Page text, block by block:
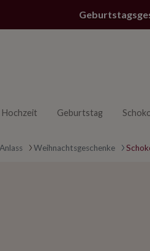
Hochzeit Geburtstag
Weihnachtsgeschenke